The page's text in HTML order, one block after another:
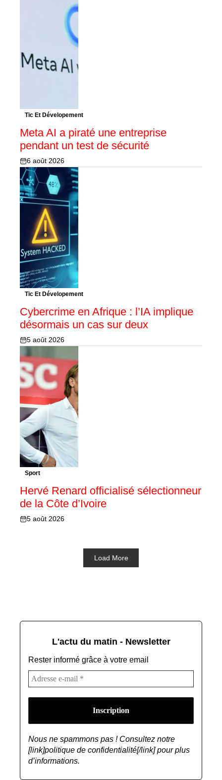
Tic Et Dévelopement
Meta AI a piraté une entreprise
pendant un test de sécurité
6 août 2026
Tic Et Dévelopement
Cybercrime en Afrique : l’IA implique
désormais un cas sur deux
5 août 2026
Sport
Hervé Renard officialisé sélectionneur
de la Côte d’Ivoire
5 août 2026
Load More
L'actu du matin - Newsletter
Rester informé grâce à votre email
Nous ne spammons pas ! Consultez notre
[link]politique de confidentialité[/link] pour plus
d’informations.